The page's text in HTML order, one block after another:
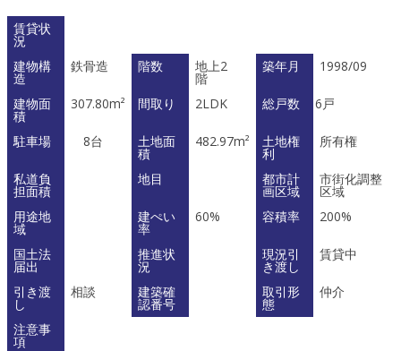
賃貸状
況
建物構
造
鉄骨造 階数 地上2
階
築年月 1998/09
建物面
積
307.80m² 間取り 2LDK 総戸数 6戸
駐車場 8台 土地面
積
482.97m² 土地権
利
所有権
私道負
担面積
地目 都市計
画区域
市街化調整
区域
用途地
域
建ぺい
率
60% 容積率 200%
国土法
届出
推進状
況
現況引
き渡し
賃貸中
引き渡
し
相談 建築確
認番号
取引形
態
仲介
注意事
項